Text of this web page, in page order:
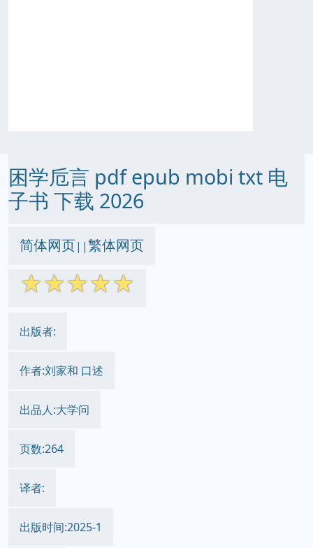
困学卮言 pdf epub mobi txt 电
子书 下载 2026
简体网页||繁体网页
☆☆☆☆☆
出版者:
作者:刘家和 口述
出品人:大学问
页数:264
译者:
出版时间:2025-1